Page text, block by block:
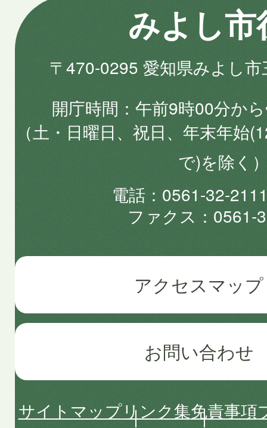
みよし市
〒470-0295 愛知県みよし
開庁時間
午前9時00分か
（土・日曜日、祝日、年末年始
で)を除く
電話
0561-32-
ファクス
0561-
アクセスマップ
お問い合わせ
サイトマップリンク集免責事項